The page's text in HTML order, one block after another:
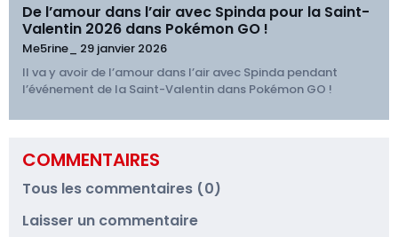
De l’amour dans l’air avec Spinda pour la Saint-
Valentin 2026 dans Pokémon GO !
Me5rine_ 29 janvier 2026
Il va y avoir de l’amour dans l’air avec Spinda pendant
l’événement de la Saint-Valentin dans Pokémon GO !
COMMENTAIRES
Tous les commentaires (0)
Laisser un commentaire